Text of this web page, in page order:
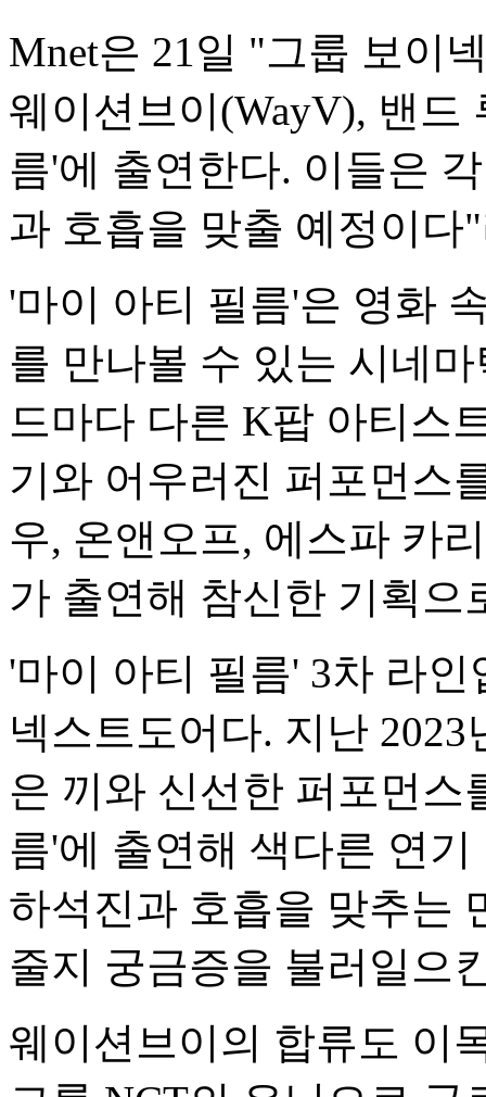
Mnet은 21일 "그룹 보이
웨이션브이(WayV), 밴드
름'에 출연한다. 이들은
과 호흡을 맞출 예정이다
'마이 아티 필름'은 영화
를 만나볼 수 있는 시네
드마다 다른 K팝 아티스
기와 어우러진 퍼포먼스
우, 온앤오프, 에스파 카
가 출연해 참신한 기획으
'마이 아티 필름' 3차 라
넥스트도어다. 지난
은 끼와 신선한 퍼포먼스
름'에 출연해 색다른 연
하석진과 호흡을 맞추는
줄지 궁금증을 불러일으
웨이션브이의 합류도 이